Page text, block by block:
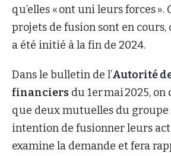
qu’elles « ont uni leurs forces ».
projets de fusion sont en
a été initié à la fin de 2024.
Dans le bulletin de l’Autorité
financiers du 1er mai 2025,
que deux mutuelles du
intention de fusionner leurs
examine la demande et fera